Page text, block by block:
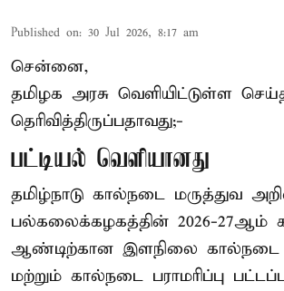
Published on: 30 Jul 2026, 8:17 am
சென்னை,
தமிழக அரசு வெளியிட்டுள்ள
தெரிவித்திருப்பதாவது;-
பட்டியல் வெளியானது
தமிழ்நாடு கால்நடை மருத்துவ
பல்கலைக்கழகத்தின் 2026-27ஆம்
ஆண்டிற்கான இளநிலை கால்நடை
மற்றும் கால்நடை பராமரிப்பு